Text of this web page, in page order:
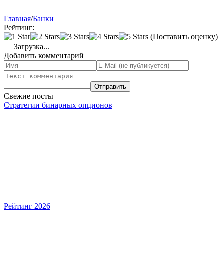
Главная/Банки
Рейтинг:
(Поставить оценку)
Загрузка...
Добавить комментарий
Свежие посты
Стратегии бинарных опционов
Рейтинг 2026